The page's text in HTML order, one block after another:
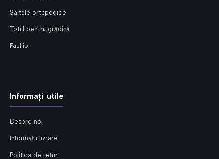
Saltele ortopedice
Totul pentru grădină
Fashion
Informații utile
Despre noi
Informații livrare
Politica de retur